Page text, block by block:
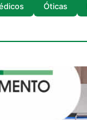
Óticas